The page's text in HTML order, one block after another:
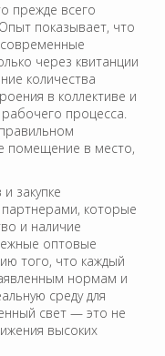
прежде всего
показывает, что
через квитанции
количества
в коллективе и
процесса.
помещение в место,
закупке
которые
и наличие
оптовые
того, что каждый
нормам и
среду для
свет — это не
высоких